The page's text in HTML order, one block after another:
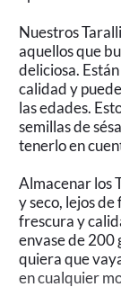
Nuestros
aquellos que
deliciosa.
calidad y
las edades.
semillas de
tenerlo en
Almacenar los
y seco, lejos
frescura y
envase de 200
quiera que
en cualquier